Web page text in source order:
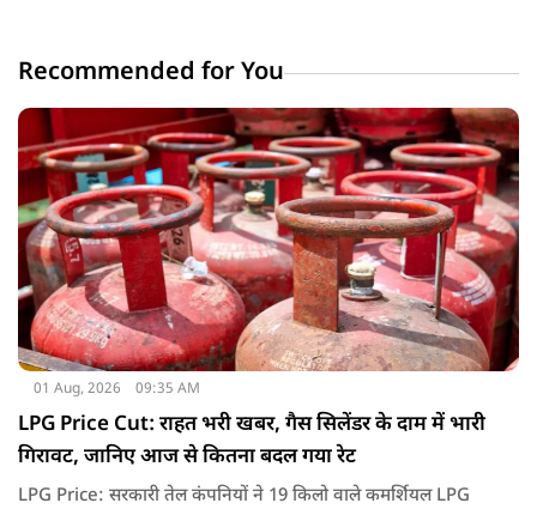
Recommended for You
01 Aug, 2026 09:35 AM
LPG Price Cut: राहत भरी खबर, गैस सिलेंडर के दाम में भारी
गिरावट, जानिए आज से कितना बदल गया रेट
LPG Price: सरकारी तेल कंपनियों ने 19 किलो वाले कमर्शियल LPG